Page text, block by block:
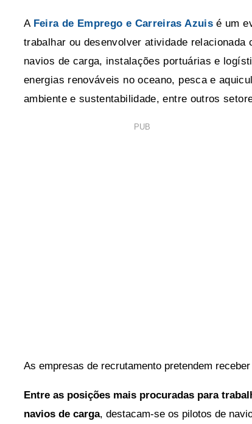
A Feira de Emprego e Carreiras Azuisé um
trabalhar ou desenvolver atividade
navios de carga, instalações portuárias e
energias renováveis no oceano, pesca e
ambiente e sustentabilidade, entre outros
PUB
As empresas de recrutamento pretendem
Entre as posições mais procuradas para
navios de carga, destacam-se os pilotos de